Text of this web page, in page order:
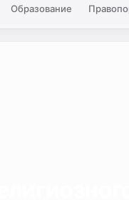
Образование